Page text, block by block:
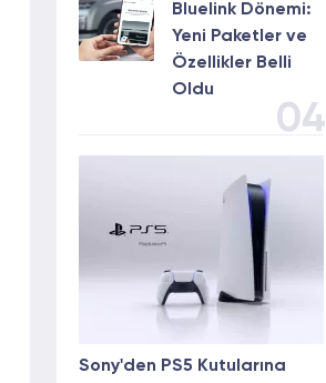
Bluelink Dönemi:
Yeni Paketler ve
Özellikler Belli
Oldu
04
Sony'den PS5 Kutularına